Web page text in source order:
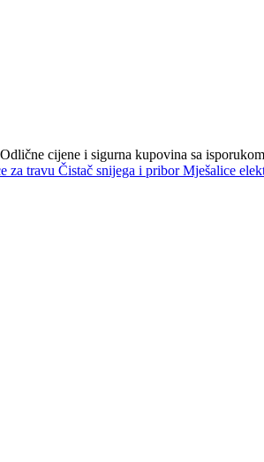
cijene i sigurna kupovina sa
za travu Čistač snijega i priborMješalice